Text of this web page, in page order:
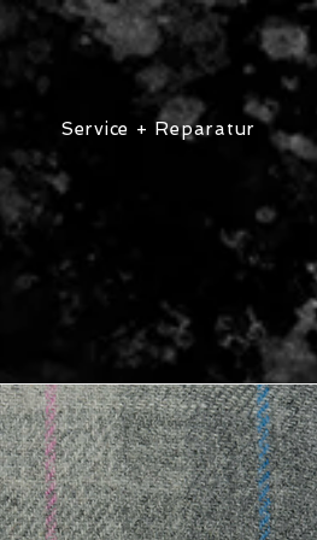
Service + Reparatur